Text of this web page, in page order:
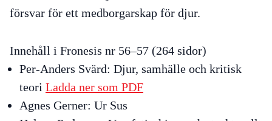
försvar för ett medborgarskap för djur.
Innehåll i Fronesis nr 56–57 (264 sidor)
Per-Anders Svärd: Djur, samhälle och kritisk
teori Ladda ner som PDF
Agnes Gerner: Ur Sus